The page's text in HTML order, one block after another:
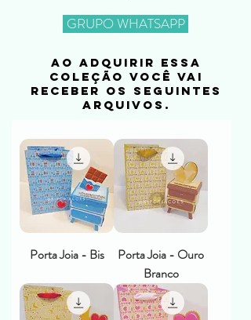
GRUPO WHATSAPP
ao adquirir essa
coleção você vai
receber os seguintes
arquivos.
Porta Joia - Bis
Porta Joia - Ouro
Branco